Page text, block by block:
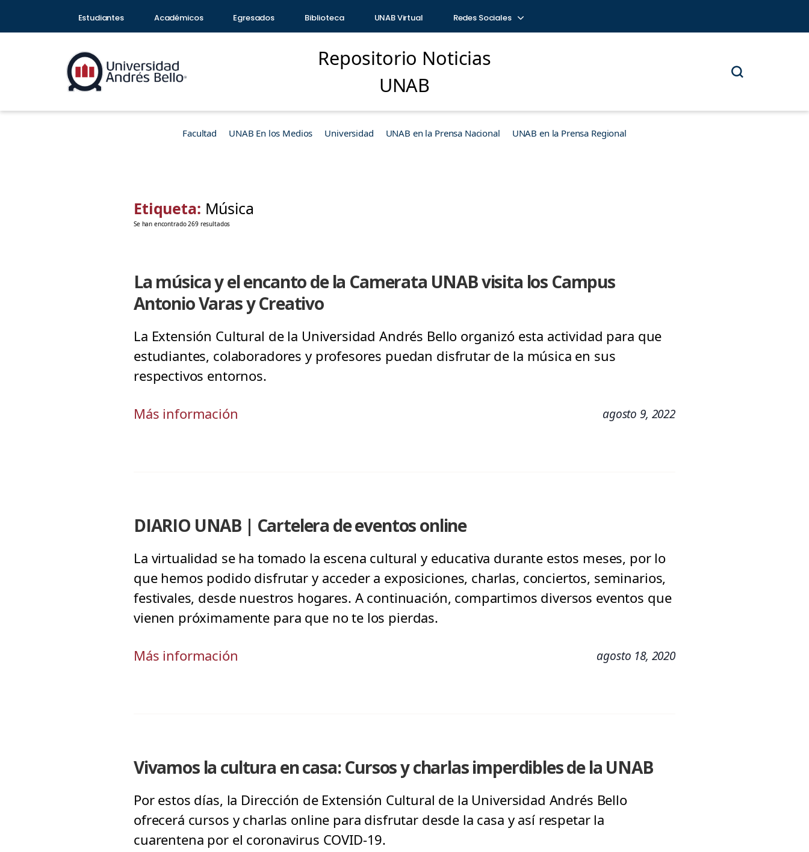
Estudiantes Académicos Egresados Biblioteca UNAB Virtual Redes Sociales
Repositorio Noticias
UNAB
Facultad UNAB En los Medios Universidad UNAB en la Prensa Nacional UNAB en la Prensa Regional
Etiqueta: Música
Se han encontrado 269 resultados
La música y el encanto de la Camerata UNAB visita los Campus
Antonio Varas y Creativo
La Extensión Cultural de la Universidad Andrés Bello organizó esta actividad para que
estudiantes, colaboradores y profesores puedan disfrutar de la música en sus
respectivos entornos.
Más información agosto 9, 2022
DIARIO UNAB | Cartelera de eventos online
La virtualidad se ha tomado la escena cultural y educativa durante estos meses, por lo
que hemos podido disfrutar y acceder a exposiciones, charlas, conciertos, seminarios,
festivales, desde nuestros hogares. A continuación, compartimos diversos eventos que
vienen próximamente para que no te los pierdas.
Más información agosto 18, 2020
Vivamos la cultura en casa: Cursos y charlas imperdibles de la UNAB
Por estos días, la Dirección de Extensión Cultural de la Universidad Andrés Bello
ofrecerá cursos y charlas online para disfrutar desde la casa y así respetar la
cuarentena por el coronavirus COVID-19.